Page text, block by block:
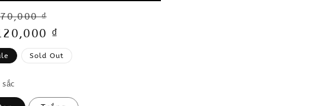
₫
₫
Sold Out
sắc